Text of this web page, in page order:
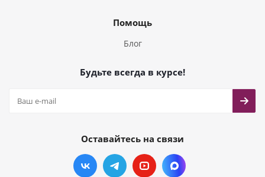
Помощь
Блог
Будьте всегда в курсе!
Оставайтесь на связи